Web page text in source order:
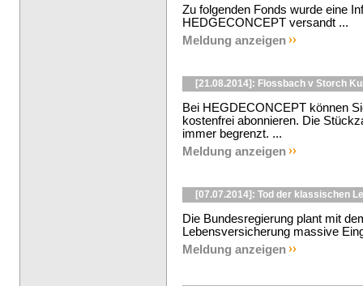
Zu folgenden Fonds wurde eine
HEDGECONCEPT versandt ...
Meldung anzeigen
[21.08.2014]: Flossbach v Storch
Bei HEGDECONCEPT können
kostenfrei abonnieren. Die
immer begrenzt. ...
Meldung anzeigen
[07.07.2014]: Tod der klassischen
Die Bundesregierung plant mit
Lebensversicherung massive
Meldung anzeigen